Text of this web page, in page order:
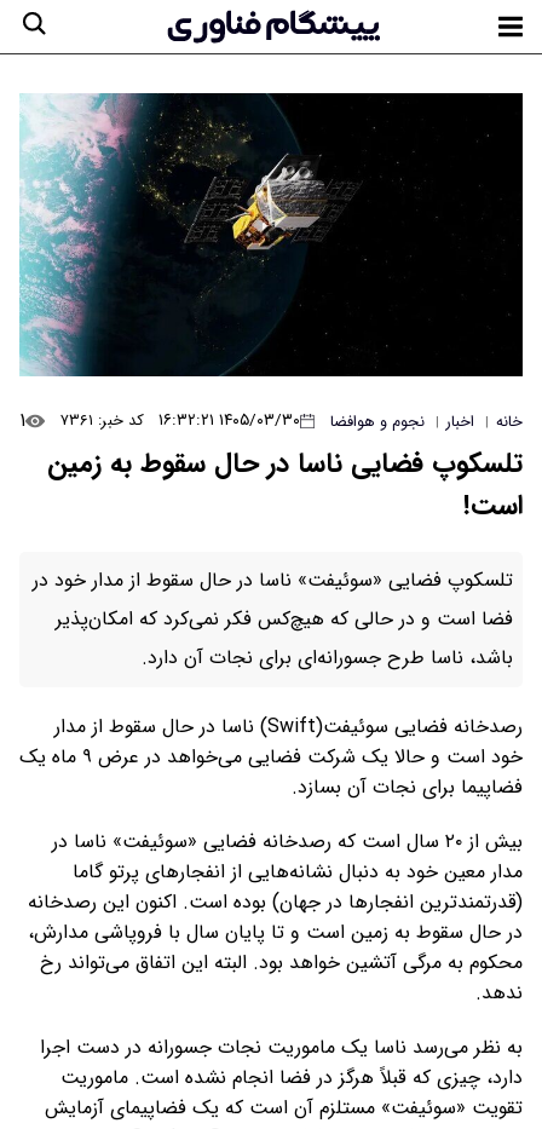
خانه | اخبار | نجوم و هوافضا ۱۴۰۵/۰۳/۳۰ ۱۶:۳۲:۲۱ کد خبر: ۷۳۶۱ ۱
تلسکوپ فضایی ناسا در حال سقوط به زمین
است!
تلسکوپ فضایی «سوئیفت» ناسا در حال سقوط از مدار خود در
فضا است و در حالی که هیچ‌کس فکر نمی‌کرد که امکان‌پذیر
باشد، ناسا طرح جسورانه‌ای برای نجات آن دارد.
رصدخانه فضایی سوئیفت(Swift) ناسا در حال سقوط از مدار
خود است و حالا یک شرکت فضایی می‌خواهد در عرض ۹ ماه یک
فضاپیما برای نجات آن بسازد.
بیش از ۲۰ سال است که رصدخانه فضایی «سوئیفت» ناسا در
مدار معین خود به دنبال نشانه‌هایی از انفجارهای پرتو گاما
(قدرتمندترین انفجارها در جهان) بوده است. اکنون این رصدخانه
در حال سقوط به زمین است و تا پایان سال با فروپاشی مدارش،
محکوم به مرگی آتشین خواهد بود. البته این اتفاق می‌تواند رخ
ندهد.
به نظر می‌رسد ناسا یک ماموریت نجات جسورانه در دست اجرا
دارد، چیزی که قبلاً هرگز در فضا انجام نشده است. ماموریت
تقویت «سوئیفت» مستلزم آن است که یک فضاپیمای آزمایش